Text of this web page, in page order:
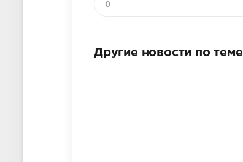
0
Другие новости по теме